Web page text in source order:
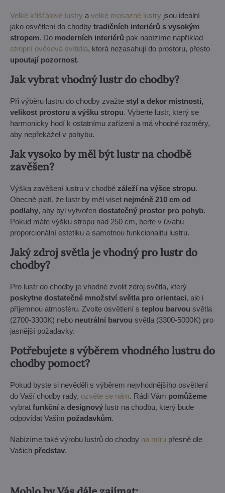
Velké křišťálové lustry a velké mosazné lustry jsou ideální
jako osvětlení do chodby tradičních interiérů s vysokým
stropem. Do moderních interiérů pak nabízíme například
stropní ověsová svítidla, která nezasahují do prostoru, přesto
upoutají pozornost.
Jak vybrat vhodný lustr do chodby?
Při výběru lustru do chodby zvažte styl a dekor místnosti,
velikost prostoru a výšku stropu. Vyberte lustr, který se
harmonicky hodí k ostatnímu zařízení a má vhodné rozměry,
aby nepřekážel v pohybu.
Jak vysoko by měl být lustr na chodbě
zavěšen?
Výška zavěšení lustru v chodbě záleží na výšce stropu.
Obecně platí, že lustr by měl viset nejméně 210 cm od
podlahy, aby byl vytvořen dostatečný prostor pro pohyb.
Pokud máte výšku stropu nad 250 cm, berte v úvahu
proporcionální estetiku a samotnou funkcionalitu lustru.
Jaký zdroj světla je vhodný pro lustr do
chodby?
Pro lustr do chodby je vhodné zvolit zdroj světla, který
poskytne dostatečné množství světla pro orientaci, ale i
příjemnou atmosféru. Zvolte osvětlení s teplou barvou světla
(2700-3300K) nebo neutrální barvou světla (3300-5000K) pro
jasnější požadavky.
Potřebujete s výběrem vhodného lustru do
chodby pomoct?
Pokud byste si nevěděli s výběrem nejvhodnějšího osvětlení
do Vaší chodby rady, ozvěte se nám. Rádi Vám pomůžeme
vybrat funkčnía designový lustr na chodbu, který bude
odpovídat Vašim požadavkům.
Nabízíme také výrobu lustrů do chodby na míru přesně dle
Vašich představ.